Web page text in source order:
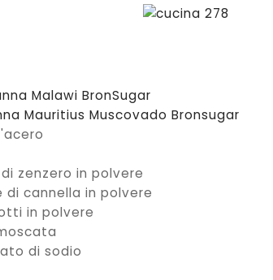
Malawi BronSugar
Mauritius Muscovado Bronsugar
zenzero in polvere
di cannella in polvere
in polvere
di sodio